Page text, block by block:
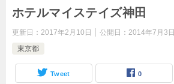
ホテルマイステイズ神田
更新日： 2017年2月10日 公開日： 2014年7月3日
東京都
Tweet 0